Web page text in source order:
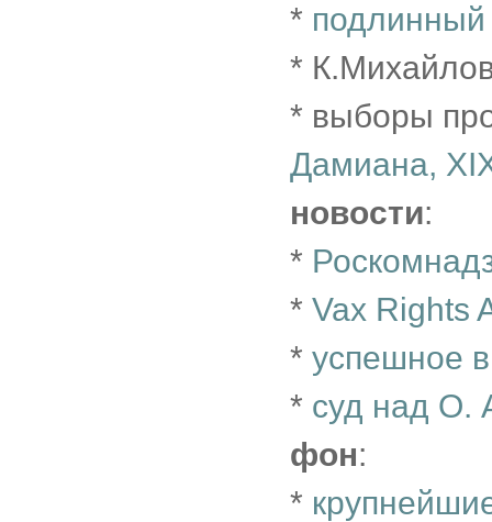
* подлинный
*
* выборы
Дамиана,
новости:
*
* Vax Rights
* успешное
* суд над О.
фон:
*